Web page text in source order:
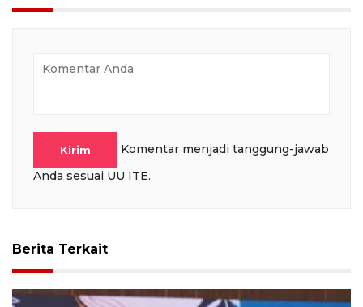
Kirim
Komentar menjadi tanggung-jawab
Anda sesuai UU ITE.
Berita Terkait